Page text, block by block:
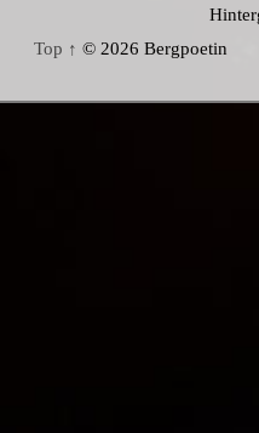
Top ↑ © 2026 Bergpoetin